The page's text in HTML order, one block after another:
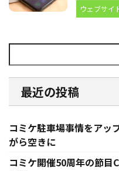
ウェブサイ
最近の投稿
コミケ駐車場事情をアッ
がら空きに
コミケ開催50周年の節目